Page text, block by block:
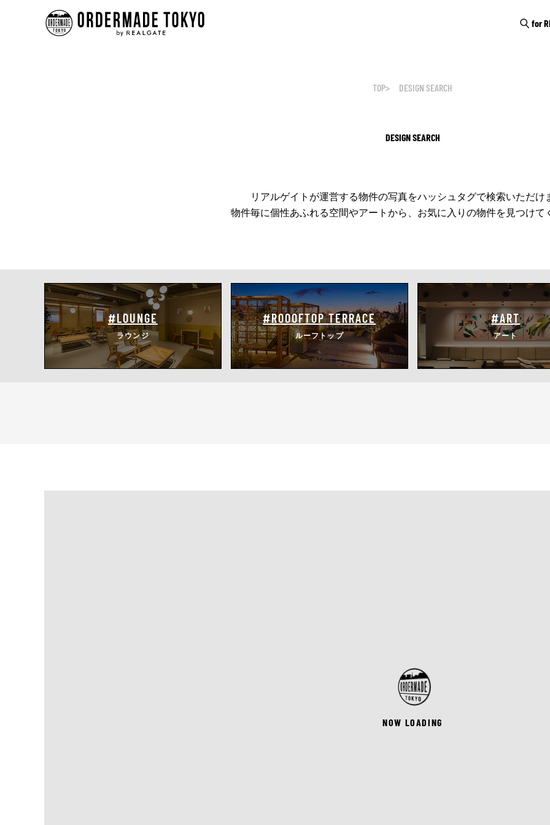
for
TOP DESIGN SEARCH
DESIGN SEARCH
リアルゲイトが運営する物件の写真をハッシュタグで検索いただけ
物件毎に個性あふれる空間やアートから、お気に入りの物件を見つけて
#LOUNGE
ラウンジ
#ROOOFTOP TERRACE
ルーフトップ
#ART
アート
NOW LOADING